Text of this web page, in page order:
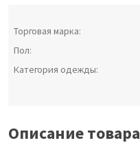
Торговая марка:
Пол:
Категория одежды:
Описание товара